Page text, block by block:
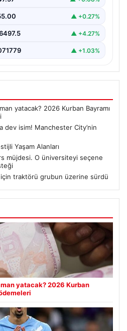
▲ +0.27%
▲ +4.27%
▲ +1.03%
yatacak? 2026 Kurban Bayramı
dev isim! Manchester City’nin
Yaşam Alanları
müjdesi. O üniversiteyi seçene
için traktörü grubun üzerine sürdü
yatacak? 2026 Kurban